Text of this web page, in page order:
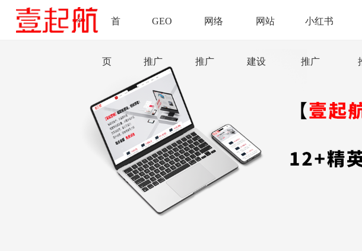
首
页
GEO
推广
网络
推广
网站
建设
小红书
推广